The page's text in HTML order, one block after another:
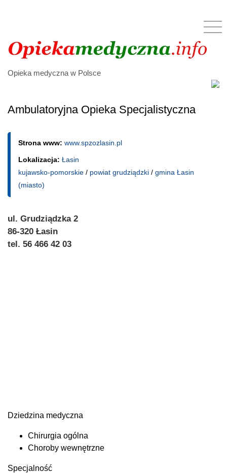
Opieka medyczna w Polsce
Ambulatoryjna Opieka Specjalistyczna
Strona www: www.spzozlasin.pl
Lokalizacja: Łasin
kujawsko-pomorskie / powiat grudziądzki / gmina Łasin
(miasto)
ul. Grudziądzka 2
86-320 Łasin
tel. 56 466 42 03
Dziedzina medyczna
Chirurgia ogólna
Choroby wewnętrzne
Specjalność